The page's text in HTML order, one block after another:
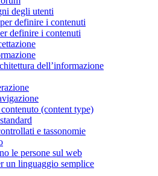
degli utenti
definire i contenuti
definire i contenuti
dell’informazione
(content type)
e tassonomie
le persone sul web
un linguaggio semplice